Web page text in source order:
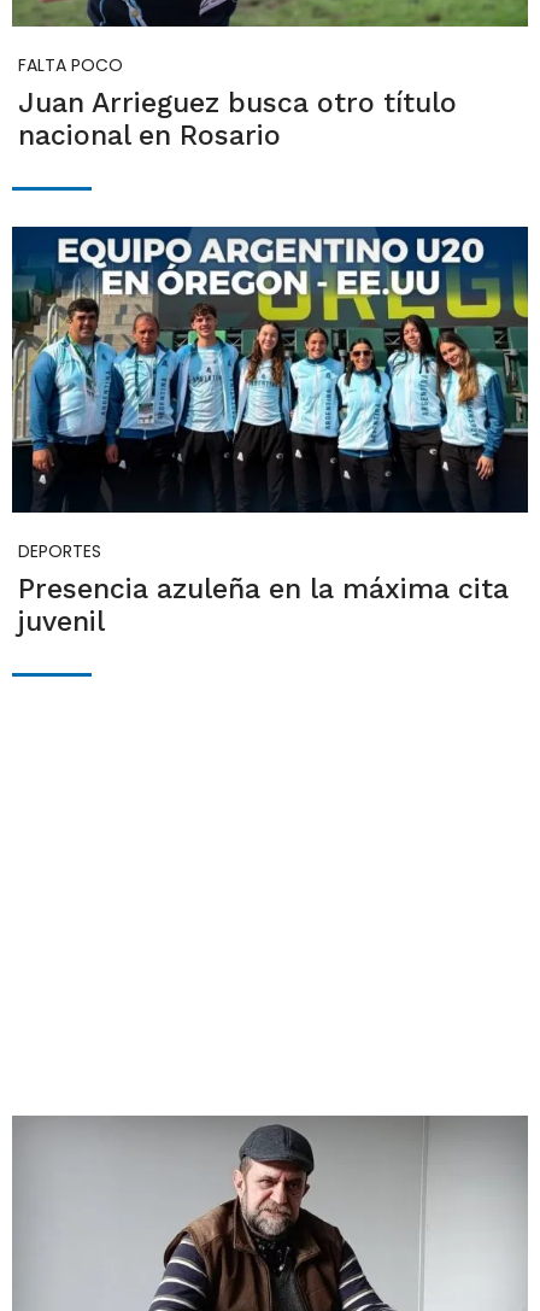
FALTA POCO
Juan Arrieguez busca otro título
nacional en Rosario
DEPORTES
Presencia azuleña en la máxima cita
juvenil